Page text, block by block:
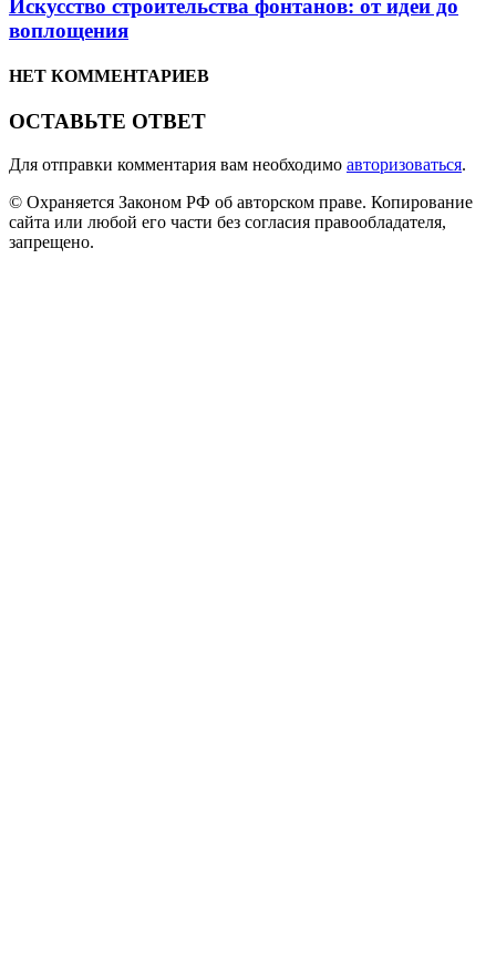
Искусство строительства фонтанов: от идеи до
воплощения
НЕТ КОММЕНТАРИЕВ
ОСТАВЬТЕ ОТВЕТ
Для отправки комментария вам необходимо авторизоваться.
© Охраняется Законом РФ об авторском праве. Копирование
сайта или любой его части без согласия правообладателя,
запрещено.